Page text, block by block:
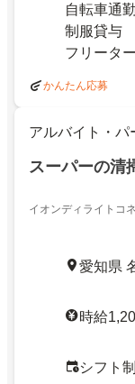
自転車通
制服貸与
フリータ
かんたん応募
アルバイト・パ
スーパーの清
イオンディライトコ
愛知県
時給
シフト